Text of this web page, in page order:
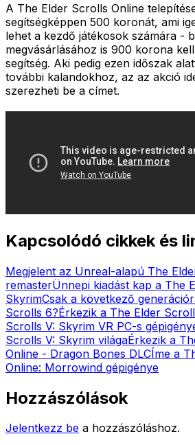
A The Elder Scrolls Online
segítségképpen 500 koronát, ami
lehet a kezdő játékosok számára -
megvásárlásához is 900 korona
segítség. Aki pedig ezen időszak
további kalandokhoz, az az akció
szerezheti be a címet.
Kapcsolódó cikkek és
Megjelent az Unreal-alapú The
remasterÜnnepi kiadást kap a The
SkyrimCsak a következő
Scrolls 6?Érkezik a The Elder
Scrolls V: Skyrim VR PC-s
Scrolls V: Skyrim világaÉrkezik a
Online - Dragon Bones DLCÍme a
Online: Morrowind gépigénye
Hozzászólások
Jelentkezz be a hozzászóláshoz.